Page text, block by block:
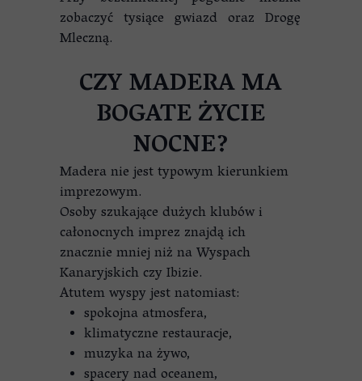
zobaczyć tysiące gwiazd oraz Drogę
Mleczną.
CZY MADERA MA
BOGATE ŻYCIE
NOCNE?
Madera nie jest typowym kierunkiem
imprezowym.
Osoby szukające dużych klubów i
całonocnych imprez znajdą ich
znacznie mniej niż na Wyspach
Kanaryjskich czy Ibizie.
Atutem wyspy jest natomiast:
spokojna atmosfera,
klimatyczne restauracje,
muzyka na żywo,
spacery nad oceanem,